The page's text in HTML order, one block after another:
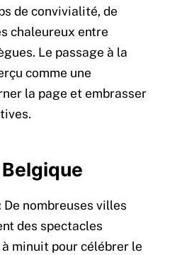
de convivialité, de
chaleureux entre
Le passage à la
comme une
la page et embrasser
De nombreuses villes
des spectacles
minuit pour célébrer le